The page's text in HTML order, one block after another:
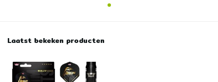
Laatst bekeken producten